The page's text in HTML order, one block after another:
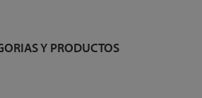
Y PRODUCTOS